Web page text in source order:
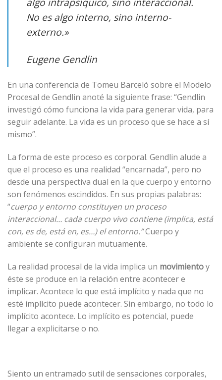
No es algo interno, sino interno-
externo.»
Eugene Gendlin
En una conferencia de Tomeu Barceló sobre el Modelo
Procesal de Gendlin anoté la siguiente frase: “Gendlin
investigó cómo funciona la vida para generar vida, para
seguir adelante. La vida es un proceso que se hace a sí
mismo”.
La forma de este proceso es corporal. Gendlin alude a
que el proceso es una realidad “encarnada”, pero no
desde una perspectiva dual en la que cuerpo y entorno
son fenómenos escindidos. En sus propias palabras:
“cuerpo y entorno constituyen un proceso
interaccional… cada cuerpo vivo contiene (implica, está
con, es de, está en, es…) el entorno.”Cuerpo y
ambiente se configuran mutuamente.
La realidad procesal de la vida implica un movimientoy
éste se produce en la relación entre acontecer e
implicar. Acontece lo que está implícito y nada que no
esté implícito puede acontecer. Sin embargo, no todo lo
implícito acontece. Lo implícito es potencial, puede
llegar a explicitarse o no.
Siento un entramado sutil de sensaciones corporales,